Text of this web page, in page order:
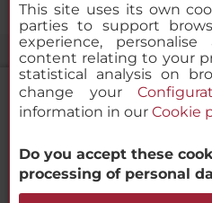
NH Collection
© 2000-2026 MINOR HOTELS
120. 28003
This site uses its own
parties to support
experience,
content relating to your
statistical analysis on
change your
information in our Cookie
Do you accept these
processing of personal